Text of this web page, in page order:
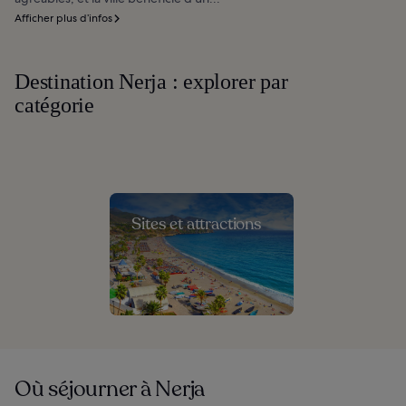
Afficher plus d’infos
Destination Nerja : explorer par
catégorie
Sites et attractions
Où séjourner à Nerja